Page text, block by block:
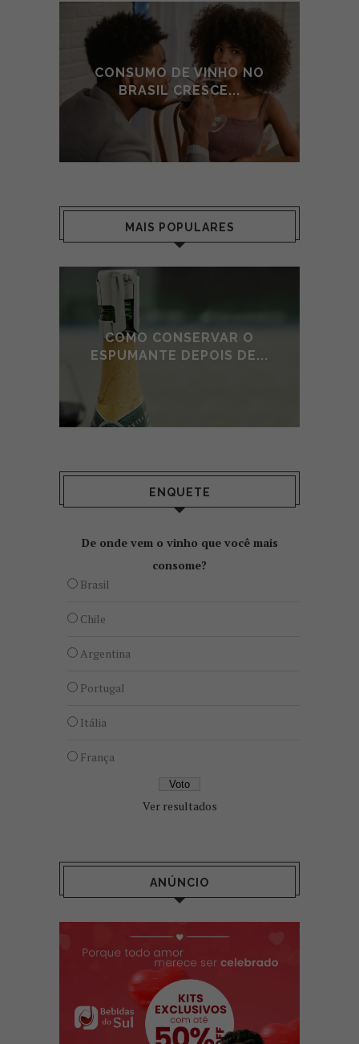
CONSUMO DE VINHO NO
BRASIL CRESCE...
MAIS POPULARES
COMO CONSERVAR O
ESPUMANTE DEPOIS DE...
ENQUETE
De onde vem o vinho que você mais
consome?
Brasil
Chile
Argentina
Portugal
Itália
França
Ver resultados
ANÚNCIO